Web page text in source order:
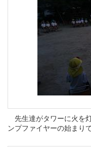
先生達がタワーに火を
ンプファイヤーの始まり